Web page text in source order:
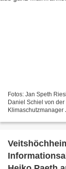
Fotos: Jan Speth
Daniel Schiel von
Klimaschutzmanager